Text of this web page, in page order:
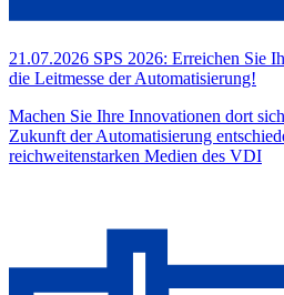
21.07.2026 SPS 2026: Erreichen Sie
die Leitmesse der Automatisierung!
Machen Sie Ihre Innovationen dort
Zukunft der Automatisierung
reichweitenstarken Medien des VDI